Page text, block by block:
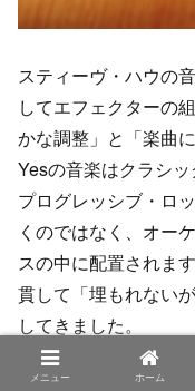
スティーヴ・ハウの
してエフェクターの
かな調整」と「楽曲
Yesの音楽はクラシ
プログレッシブ・ロ
くのではなく、オー
スの中に配置されま
貫して「埋もれない
してきました。
メニュー ホーム